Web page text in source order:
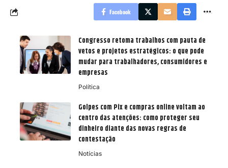
Facebook
Congresso retoma trabalhos com pauta de
vetos e projetos estratégicos: o que pode
mudar para trabalhadores, consumidores e
empresas
Política
Golpes com Pix e compras online voltam ao
centro das atenções: como proteger seu
dinheiro diante das novas regras de
contestação
Notícias